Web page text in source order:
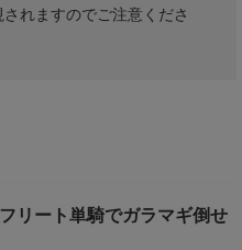
れますのでご注意くださ
リート単騎でガラマギ倒せ